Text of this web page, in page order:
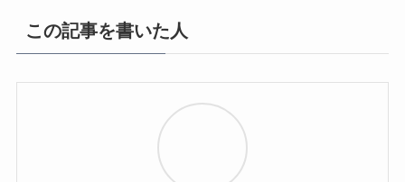
この記事を書いた人